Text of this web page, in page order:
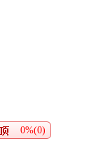
0%(0)